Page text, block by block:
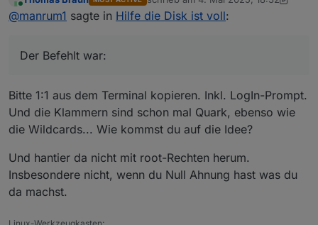
sudo rm -f *.* (opt/iobroker/backups),
zuletzt editiert von Thomas Braun
@manrum1 sagte in Hilfe die Disk ist voll:
Der Befehlt war:
Bitte 1:1 aus dem Terminal kopieren. Inkl. LogIn-Prompt.
Und die Klammern sind schon mal Quark, ebenso wie
die Wildcards... Wie kommst du auf die Idee?
Und hantier da nicht mit root-Rechten herum.
Insbesondere nicht, wenn du Null Ahnung hast was du
da machst.